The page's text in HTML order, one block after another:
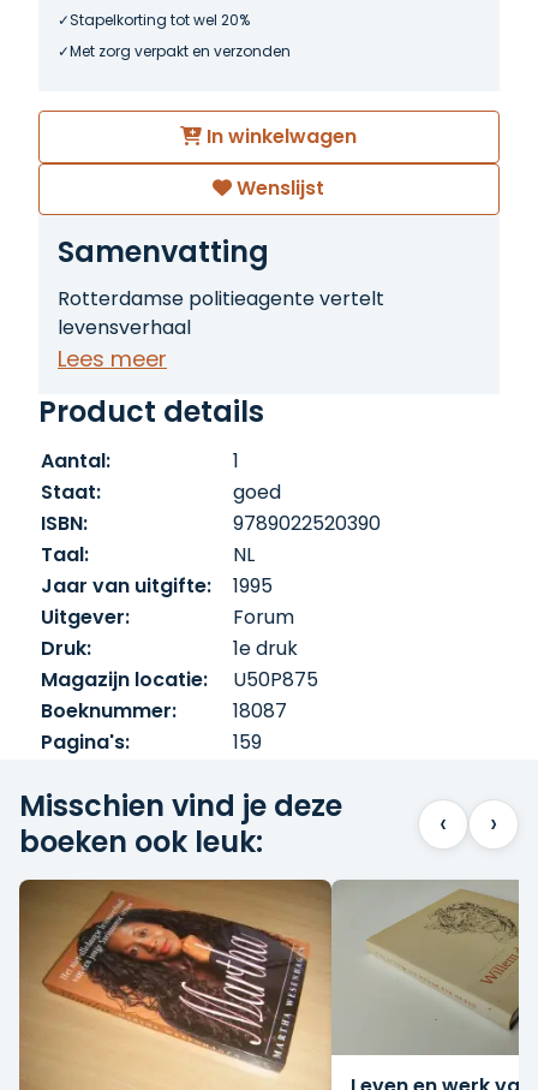
Stapelkorting tot wel 20%
Met zorg verpakt en verzonden
In winkelwagen
Wenslijst
Samenvatting
Rotterdamse politieagente vertelt
levensverhaal
Lees meer
Product details
Aantal:
1
Staat:
goed
ISBN:
9789022520390
Taal:
NL
Jaar van uitgifte:
1995
Uitgever:
Forum
Druk:
1e druk
Magazijn locatie:
U50P875
Boeknummer:
18087
Pagina's:
159
Misschien vind je deze
boeken ook leuk:
‹ ›